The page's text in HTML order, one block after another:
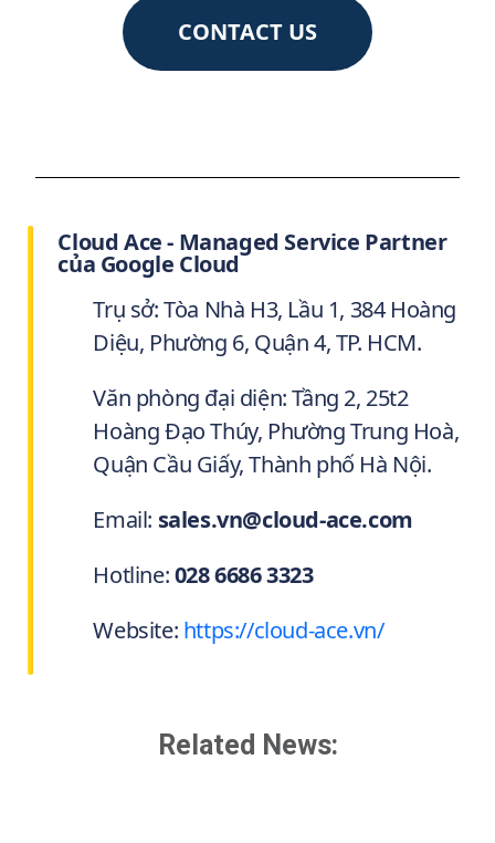
CONTACT US
Cloud Ace - Managed Service Partner
của Google Cloud
Trụ sở: Tòa Nhà H3, Lầu 1, 384 Hoàng
Diệu, Phường 6, Quận 4, TP. HCM.
Văn phòng đại diện: Tầng 2, 25t2
Hoàng Đạo Thúy, Phường Trung Hoà,
Quận Cầu Giấy, Thành phố Hà Nội.
Email: sales.vn@cloud-ace.com
Hotline:028 6686 3323
Website: https://cloud-ace.vn/
Related News: